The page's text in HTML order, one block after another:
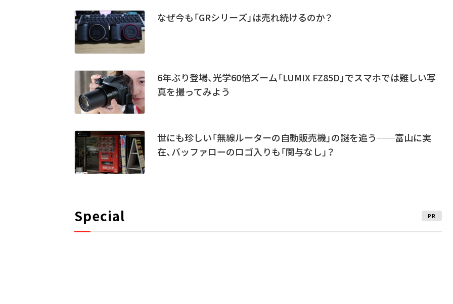
なぜ今も「GRシリーズ」は売れ続けるのか？
6年ぶり登場、光学60倍ズーム「LUMIX FZ85D」でスマホでは難しい写
真を撮ってみよう
世にも珍しい「無線ルーターの自動販売機」の謎を追う──富山に実
在、バッファローのロゴ入りも「関与なし」？
Special PR